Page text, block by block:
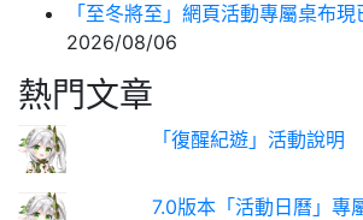
「至冬將至」網頁活動專屬桌布現
2026/08/06
熱門文章
「復醒紀遊」活動說明
7.0版本「活動日曆」專